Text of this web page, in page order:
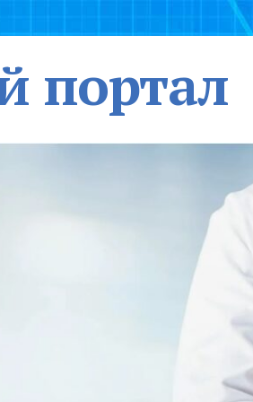
портал